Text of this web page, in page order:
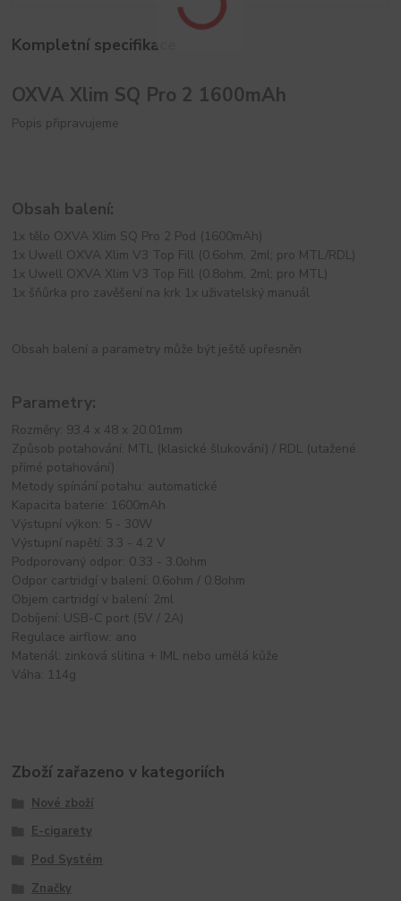
Kompletní specifikace
OXVA Xlim SQ Pro 2 1600mAh
Popis připravujeme
Obsah balení:
1x tělo OXVA Xlim SQ Pro 2 Pod (1600mAh)
1x Uwell OXVA Xlim V3 Top Fill (0.6ohm, 2ml; pro MTL/RDL)
1x Uwell OXVA Xlim V3 Top Fill (0.8ohm, 2ml; pro MTL)
1x šňůrka pro zavěšení na krk 1x uživatelský manuál
Obsah balení a parametry může být ještě upřesněn
Parametry:
Rozměry: 93.4 x 48 x 20.01mm
Způsob potahování: MTL (klasické šlukování) / RDL (utažené
přímé potahování)
Metody spínání potahu: automatické
Kapacita baterie: 1600mAh
Výstupní výkon: 5 - 30W
Výstupní napětí: 3.3 - 4.2 V
Podporovaný odpor: 0.33 - 3.0ohm
Odpor cartridgí v balení: 0.6ohm / 0.8ohm
Objem cartridgí v balení: 2ml
Dobíjení: USB-C port (5V / 2A)
Regulace airflow: ano
Materiál: zinková slitina + IML nebo umělá kůže
Váha: 114g
Zboží zařazeno v kategoriích
Nové zboží
E-cigarety
Pod Systém
Značky